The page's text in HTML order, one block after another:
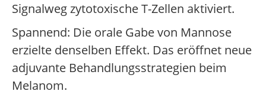
Signalweg zytotoxische T-Zellen aktiviert.
Spannend: Die orale Gabe von Mannose
erzielte denselben Effekt. Das eröffnet neue
adjuvante Behandlungsstrategien beim
Melanom.